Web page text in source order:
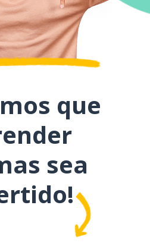
que
sea